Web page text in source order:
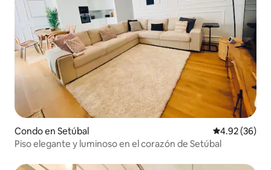
Condo en Setúbal Calificación
4.92 (36)
Piso elegante y luminoso en el corazón de Setúbal